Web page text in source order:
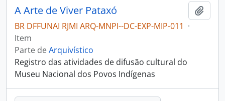
A Arte de Viver Pataxó
BR DFFUNAI RJMI ARQ-MNPI--DC-EXP-MIP-011 ·
Item
Parte deArquivístico
Registro das atividades de difusão cultural do
Museu Nacional dos Povos Indígenas